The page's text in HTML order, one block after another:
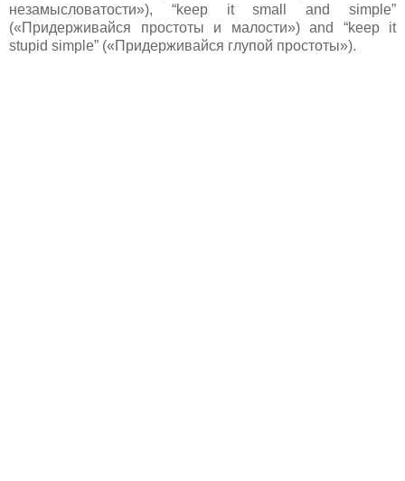
незамысловатости»), “keep it small and simple”
(«Придерживайся простоты и малости») and “keep it
stupid simple” («Придерживайся глупой простоты»).